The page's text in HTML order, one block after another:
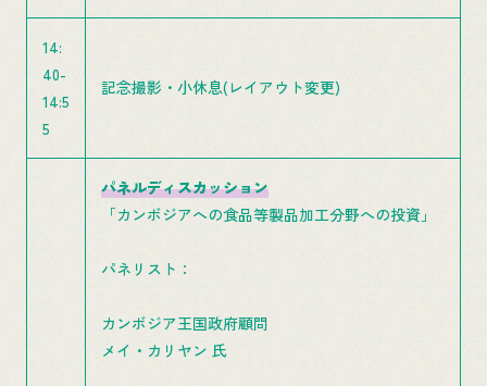
14:
40-
14:5
5
記念撮影・小休息(レイアウト変更)
パネルディスカッション
「カンボジアへの食品等製品加工分野への投資」
パネリスト：
カンボジア王国政府顧問
メイ・カリヤン 氏